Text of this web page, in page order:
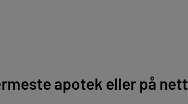
apotek eller på nett